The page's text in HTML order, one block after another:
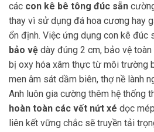
các con kê bê tông đúc sẵn
thay vì sử dụng đá hoa cương hay
ổn định. Việc ứng dụng con kê đúc
bảo vệ dày đúng 2 cm, bảo vệ
bị oxy hóa xâm thực từ môi trường
men âm sát dầm biên, thợ nề lành
Anh luôn gia cường thêm hệ thống
hoàn toàn các vết nứt xé dọc
liên kết vững chắc sẽ truyền tải